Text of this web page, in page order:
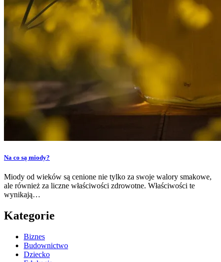
Na co są miody?
Miody od wieków są cenione nie tylko za swoje walory smakowe,
ale również za liczne właściwości zdrowotne. Właściwości te
wynikają…
Kategorie
Biznes
Budownictwo
Dziecko